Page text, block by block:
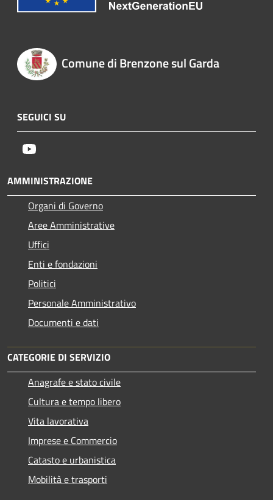
Comune di Brenzone sul Garda
SEGUICI SU
AMMINISTRAZIONE
Organi di Governo
Aree Amministrative
Uffici
Enti e fondazioni
Politici
Personale Amministrativo
Documenti e dati
CATEGORIE DI SERVIZIO
Anagrafe e stato civile
Cultura e tempo libero
Vita lavorativa
Imprese e Commercio
Catasto e urbanistica
Mobilità e trasporti